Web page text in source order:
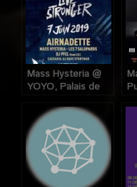
Mass Hysteria @
YOYO, Palais de
Juin 2019